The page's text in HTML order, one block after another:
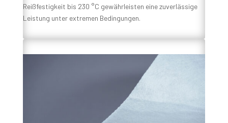
Reißfestigkeit bis 230 °C gewährleisten eine zuverlässige
Leistung unter extremen Bedingungen.